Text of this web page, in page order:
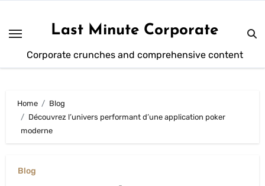
content
Last Minute Corporate
Corporate crunches and comprehensive content
Home
Blog
Découvrez l’univers performant d’une application poker
moderne
Blog